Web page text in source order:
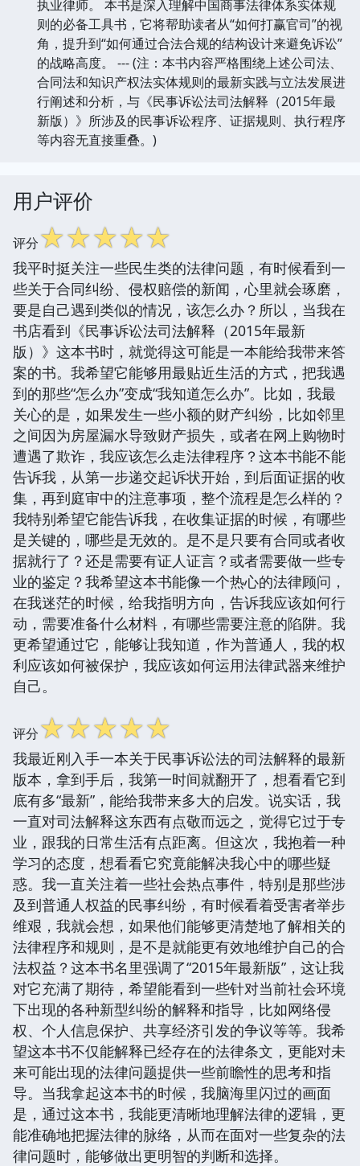
执业律师。 本书是深入理解中国商事法律体系实体规
则的必备工具书，它将帮助读者从“如何打赢官司”的视
角，提升到“如何通过合法合规的结构设计来避免诉讼”
的战略高度。 --- (注：本书内容严格围绕上述公司法、
合同法和知识产权法实体规则的最新实践与立法发展进
行阐述和分析，与《民事诉讼法司法解释（2015年最
新版）》所涉及的民事诉讼程序、证据规则、执行程序
等内容无直接重叠。)
用户评价
评分☆☆☆☆☆
我平时挺关注一些民生类的法律问题，有时候看到一
些关于合同纠纷、侵权赔偿的新闻，心里就会琢磨，
要是自己遇到类似的情况，该怎么办？所以，当我在
书店看到《民事诉讼法司法解释（2015年最新
版）》这本书时，就觉得这可能是一本能给我带来答
案的书。我希望它能够用最贴近生活的方式，把我遇
到的那些“怎么办”变成“我知道怎么办”。比如，我最
关心的是，如果发生一些小额的财产纠纷，比如邻里
之间因为房屋漏水导致财产损失，或者在网上购物时
遭遇了欺诈，我应该怎么走法律程序？这本书能不能
告诉我，从第一步递交起诉状开始，到后面证据的收
集，再到庭审中的注意事项，整个流程是怎么样的？
我特别希望它能告诉我，在收集证据的时候，有哪些
是关键的，哪些是无效的。是不是只要有合同或者收
据就行了？还是需要有证人证言？或者需要做一些专
业的鉴定？我希望这本书能像一个热心的法律顾问，
在我迷茫的时候，给我指明方向，告诉我应该如何行
动，需要准备什么材料，有哪些需要注意的陷阱。我
更希望通过它，能够让我知道，作为普通人，我的权
利应该如何被保护，我应该如何运用法律武器来维护
自己。
评分☆☆☆☆☆
我最近刚入手一本关于民事诉讼法的司法解释的最新
版本，拿到手后，我第一时间就翻开了，想看看它到
底有多“最新”，能给我带来多大的启发。说实话，我
一直对司法解释这东西有点敬而远之，觉得它过于专
业，跟我的日常生活有点距离。但这次，我抱着一种
学习的态度，想看看它究竟能解决我心中的哪些疑
惑。我一直关注着一些社会热点事件，特别是那些涉
及到普通人权益的民事纠纷，有时候看着受害者举步
维艰，我就会想，如果他们能够更清楚地了解相关的
法律程序和规则，是不是就能更有效地维护自己的合
法权益？这本书名里强调了“2015年最新版”，这让我
对它充满了期待，希望能看到一些针对当前社会环境
下出现的各种新型纠纷的解释和指导，比如网络侵
权、个人信息保护、共享经济引发的争议等等。我希
望这本书不仅能解释已经存在的法律条文，更能对未
来可能出现的法律问题提供一些前瞻性的思考和指
导。当我拿起这本书的时候，我脑海里闪过的画面
是，通过这本书，我能更清晰地理解法律的逻辑，更
能准确地把握法律的脉络，从而在面对一些复杂的法
律问题时，能够做出更明智的判断和选择。